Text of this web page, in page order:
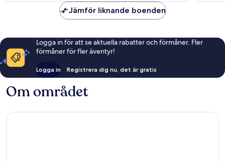
Jämför liknande boenden
Logga in för att se aktuella rabatter och förmåner. Fler
förmåner för fler äventyr!
Logga in Registrera dig nu, det är gratis
Om området